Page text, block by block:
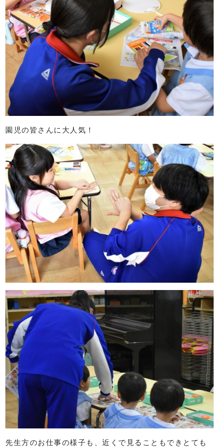
園児の皆さんに大人気！
先生方のお仕事の様子も、近くで見ることもできとても